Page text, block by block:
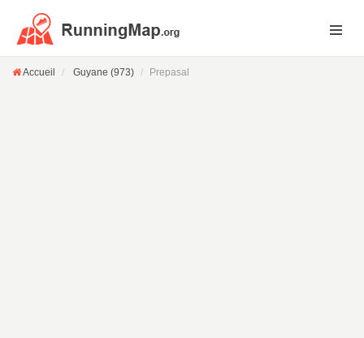
Accueil Guyane (973) Prepasal